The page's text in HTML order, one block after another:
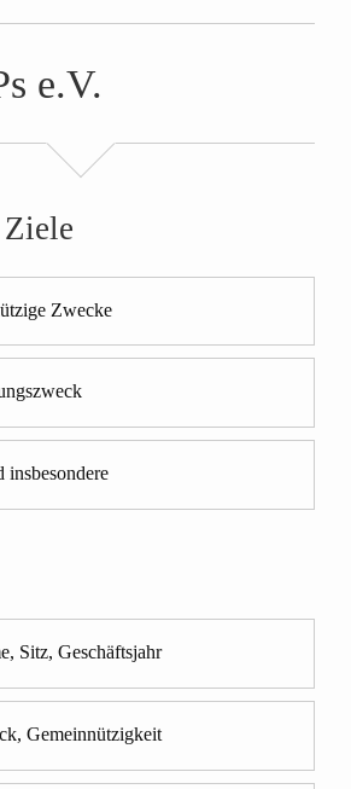
e.V.
Zwecke
insbesondere
Sitz, Geschäftsjahr
Gemeinnützigkeit